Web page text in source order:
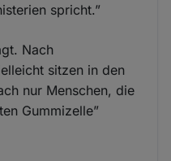
spricht.”
Nach
sitzen in den
nur Menschen, die
Gummizelle”